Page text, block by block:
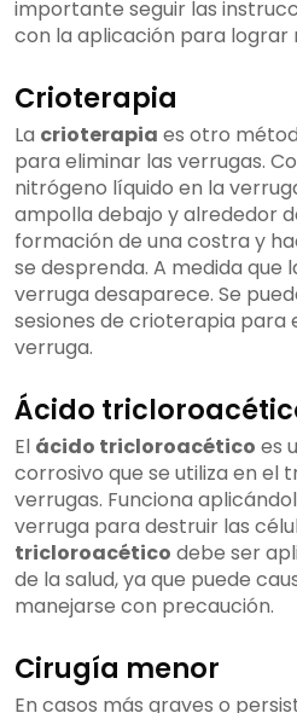
importante seguir las
con la aplicación para lograr
Crioterapia
La crioterapia es otro
para eliminar las verrugas.
nitrógeno líquido en la
ampolla debajo y alrededor
formación de una costra y
se desprenda. A medida que
verruga desaparece. Se
sesiones de crioterapia
verruga.
Ácido
El ácido tricloroacético es
corrosivo que se utiliza en el
verrugas. Funciona
verruga para destruir las
tricloroacético debe ser
de la salud, ya que puede
manejarse con precaución.
Cirugía menor
En casos más graves o